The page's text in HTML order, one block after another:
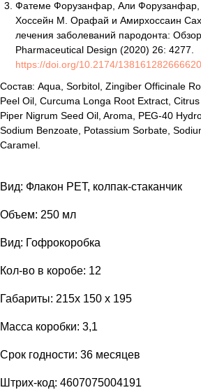
Фатеме Форузанфар, Али Форузанфар,
Хоссейн М. Орафай и Амирхоссаин
лечения заболеваний пародонта:
Pharmaceutical Design (2020) 26: 4277.
https://doi.org/10.2174/
Состав: Aqua, Sorbitol, Zingiber Officinale
Peel Oil, Curcuma Longa Root Extract, Citrus
Piper Nigrum Seed Oil, Aroma, PEG-40
Sodium Benzoate, Potassium Sorbate,
Caramel.
Вид: Флакон PET, колпак-стаканчик
Объем: 250 мл
Вид: Гофрокоробка
Кол-во в коробе: 12
Габариты: 215x 150 x 195
Масса коробки: 3,1
Срок годности: 36 месяцев
Штрих-код: 4607075004191